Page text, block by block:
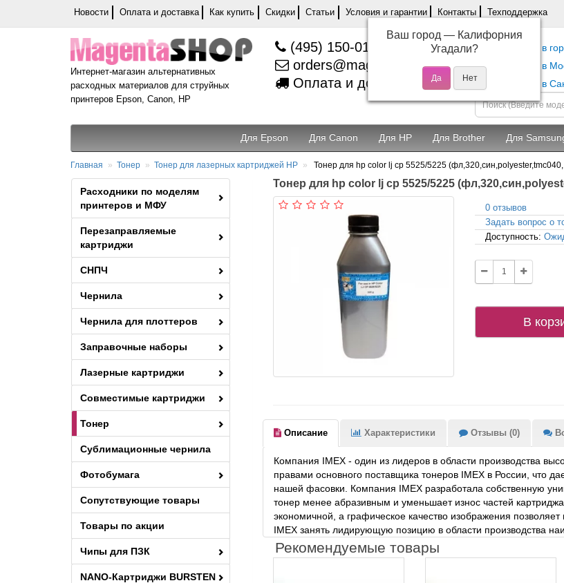
Новости Оплата и доставка Как купить Скидки Статьи Условия и гарантии Контакты Техподдержка
Интернет-магазин альтернативных
расходных материалов для струйных
принтеров Epson, Canon, HP
(495) 150-01-37
orders@magentashop.ru
Оплата и доставка
Самовывоз в
Самовывоз в
Самовывоз в
Для Epson Для Canon Для HP Для Brother Для
Главная Тонер Тонер для лазерных картриджей HP Тонер для hp color lj cp 5525/5225
Расходники по моделям
принтеров и МФУ
Перезаправляемые
картриджи
СНПЧ
Чернила
Чернила для плоттеров
Заправочные наборы
Лазерные картриджи
Совместимые картриджи
Тонер
Сублимационные чернила
Фотобумага
Сопутствующие товары
Товары по акции
Чипы для ПЗК
NANO-Картриджи BURSTEN
Тонер для hp color lj cp 5525/5225
0 отзывов
Задать вопрос о
Доступность:
В
Описание Характеристики Отзывы (0)
Компания IMEX - один из лидеров в области производства
правами основного поставщика тонеров IMEX в России, что
нашей фасовки. Компания IMEX разработала собственную
тонер менее абразивным и уменьшает износ частей
экономичной, а графическое качество изображения
IMEX занять лидирующую позицию в области производства
Рекомендуемые товары
Ваш город — Калифорния
Угадали?